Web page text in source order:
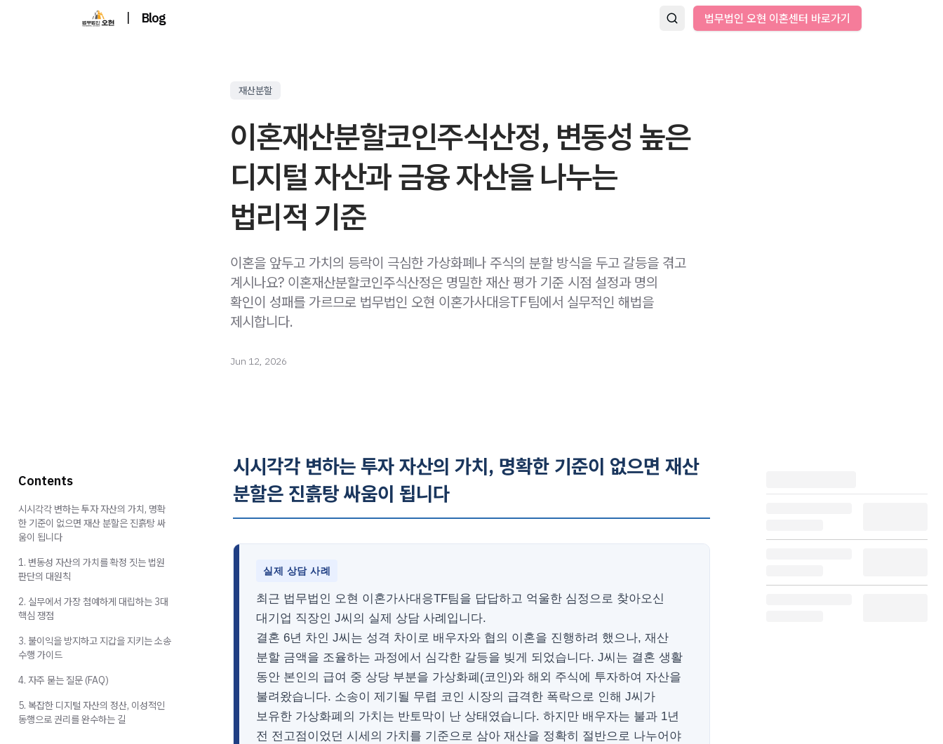
| Blog 법무법인 오현 이혼센터 바로가기
재산분할
이혼재산분할코인주식산정, 변동성 높은
디지털 자산과 금융 자산을 나누는
법리적 기준
이혼을 앞두고 가치의 등락이 극심한 가상화폐나 주식의 분할 방식을 두고 갈등을 겪고
계시나요? 이혼재산분할코인주식산정은 명밀한 재산 평가 기준 시점 설정과 명의
확인이 성패를 가르므로 법무법인 오현 이혼가사대응TF팀에서 실무적인 해법을
제시합니다.
Jun 12, 2026
시시각각 변하는 투자 자산의 가치, 명확한 기준이 없으면 재산
분할은 진흙탕 싸움이 됩니다
실제 상담 사례
최근 법무법인 오현 이혼가사대응TF팀을 답답하고 억울한 심정으로 찾아오신
대기업 직장인 J씨의 실제 상담 사례입니다.
결혼 6년 차인 J씨는 성격 차이로 배우자와 협의 이혼을 진행하려 했으나, 재산
분할 금액을 조율하는 과정에서 심각한 갈등을 빚게 되었습니다. J씨는 결혼 생활
동안 본인의 급여 중 상당 부분을 가상화폐(코인)와 해외 주식에 투자하여 자산을
불려왔습니다. 소송이 제기될 무렵 코인 시장의 급격한 폭락으로 인해 J씨가
보유한 가상화폐의 가치는 반토막이 난 상태였습니다. 하지만 배우자는 불과 1년
전 전고점이었던 시세의 가치를 기준으로 삼아 재산을 정확히 절반으로 나누어야
Contents
시시각각 변하는 투자 자산의 가치, 명확
한 기준이 없으면 재산 분할은 진흙탕 싸
움이 됩니다
1. 변동성 자산의 가치를 확정 짓는 법원
판단의 대원칙
2. 실무에서 가장 첨예하게 대립하는 3대
핵심 쟁점
3. 불이익을 방지하고 지갑을 지키는 소송
수행 가이드
4. 자주 묻는 질문 (FAQ)
5. 복잡한 디지털 자산의 정산, 이성적인
동행으로 권리를 완수하는 길